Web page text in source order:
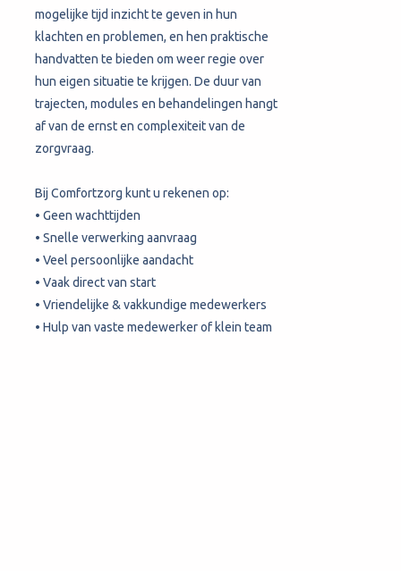
mogelijke tijd inzicht te geven in hun
klachten en problemen, en hen praktische
handvatten te bieden om weer regie over
hun eigen situatie te krijgen. De duur van
trajecten, modules en behandelingen hangt
af van de ernst en complexiteit van de
zorgvraag.
Bij Comfortzorg kunt u rekenen op:
• Geen wachttijden
• Snelle verwerking aanvraag
• Veel persoonlijke aandacht
• Vaak direct van start
• Vriendelijke & vakkundige medewerkers
• Hulp van vaste medewerker of klein team